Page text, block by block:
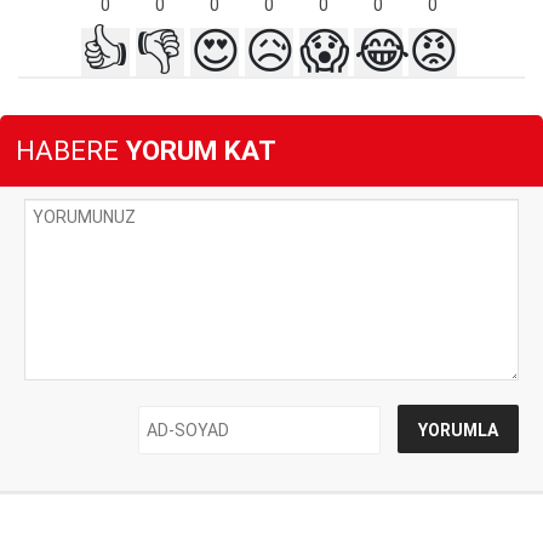
0 0 0 0 0 0 0
👍 👎 😍😥😱😂😡
HABERE YORUM KAT